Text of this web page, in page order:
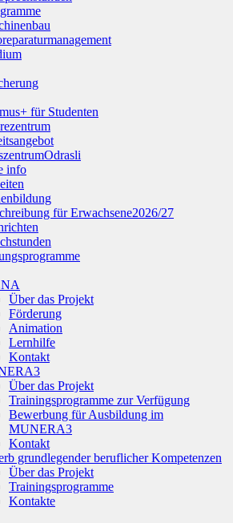
für Studenten
Odrasli
info
für Erwachsene2026/27
Über das Projekt
Förderung
Animation
Lernhilfe
Kontakt
Über das Projekt
Trainingsprogramme zur Verfügung
Bewerbung für Ausbildung im
MUNERA3
Kontakt
grundlegender beruflicher Kompetenzen
Über das Projekt
Trainingsprogramme
Kontakte